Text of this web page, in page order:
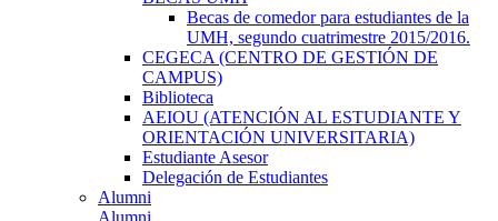
Becas de comedor para estudiantes de la
UMH, segundo cuatrimestre 2015/2016.
CEGECA (CENTRO DE GESTIÓN DE
CAMPUS)
Biblioteca
AEIOU (ATENCIÓN AL ESTUDIANTE Y
ORIENTACIÓN UNIVERSITARIA)
Estudiante Asesor
Delegación de Estudiantes
Alumni
Alumni